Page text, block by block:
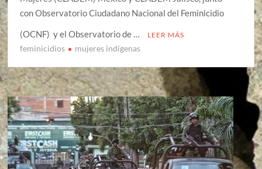
con Observatorio Ciudadano Nacional del Feminicidio
(OCNF) y el Observatorio de …
LEER MÁS
feminicidios mujeres indígenas